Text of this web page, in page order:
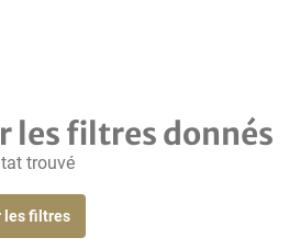
les filtres donnés
trouvé
les filtres